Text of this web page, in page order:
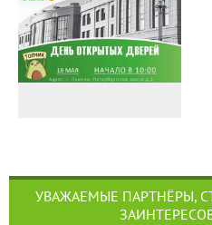
УВАЖАЕМЫЕ ПАРТНЁРЫ,